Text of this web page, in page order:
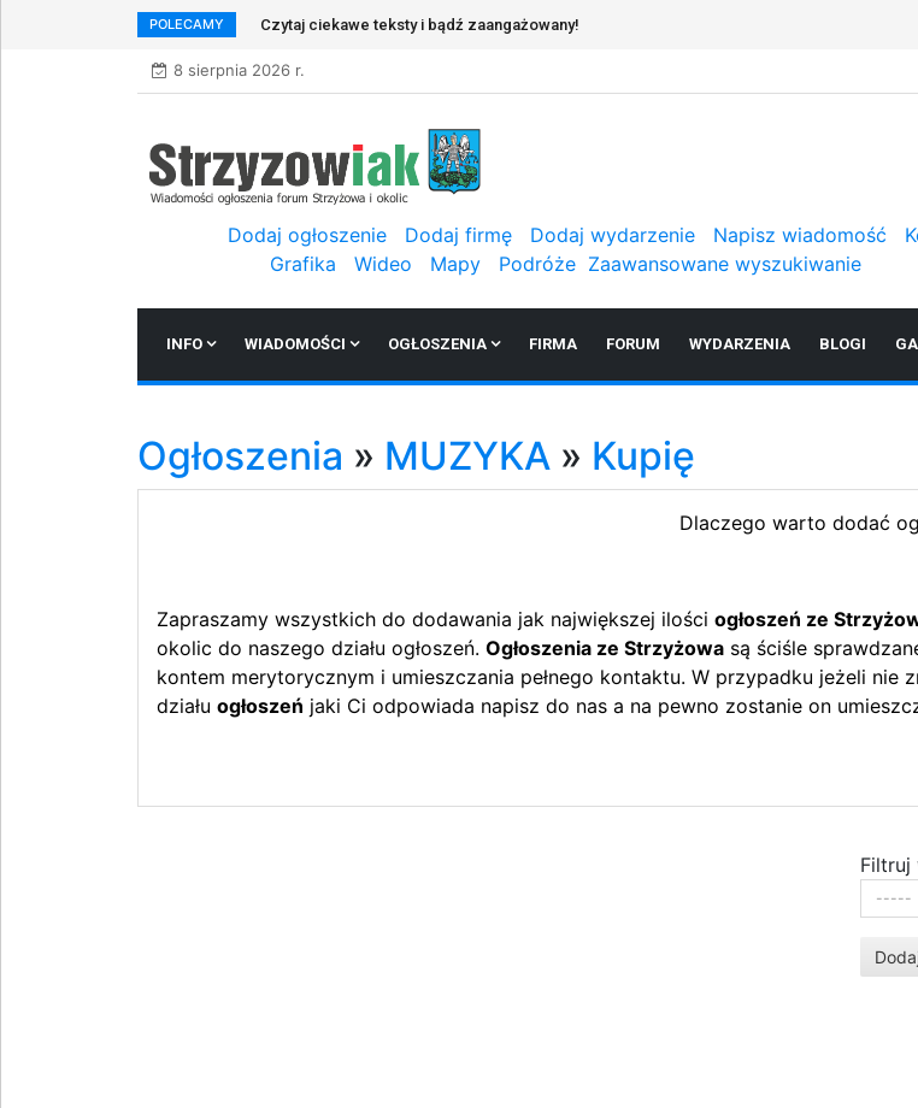
POLECAMY Czytaj ciekawe teksty i bądź zaangażowany!
8 sierpnia 2026 r.
Dodaj ogłoszenie Dodaj firmę Dodaj wydarzenie Napisz wiadomość
Grafika
Wideo Mapy Podróże Zaawansowane wyszukiwanie
INFO WIADOMOŚCI OGŁOSZENIA FIRMA FORUM WYDARZENIA BLOGI
Ogłoszenia » MUZYKA » Kupię
Dlaczego warto dodać
Zapraszamy wszystkich do dodawania jak największej ilości ogłoszeń ze
okolic do naszego działu ogłoszeń. Ogłoszenia ze Strzyżowa są ściśle
kontem merytorycznym i umieszczania pełnego kontaktu. W przypadku jeżeli nie
działu ogłoszeń jaki Ci odpowiada napisz do nas a na pewno zostanie on
Filtruj